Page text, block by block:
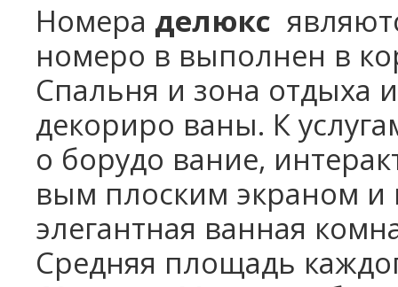
Номера делюкс
номеро в выполнен в
Спальня и зона отдыха
декориро ваны. К
о борудо вание,
вым плоским экраном и
элегантная ванная
Средняя площадь